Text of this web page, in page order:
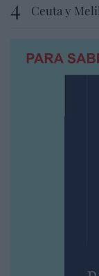
Ceuta y